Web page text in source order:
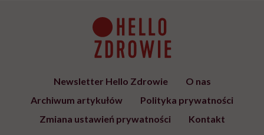
Newsletter Hello Zdrowie
O nas
Archiwum artykułów
Polityka prywatności
Zmiana ustawień prywatności
Kontakt